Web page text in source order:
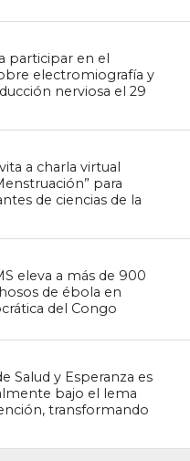
participar en el
electromiografía y
nerviosa el 29
a charla virtual
para
de ciencias de la
eleva a más de 900
de ébola en
del Congo
Salud y Esperanza es
bajo el lema
transformando